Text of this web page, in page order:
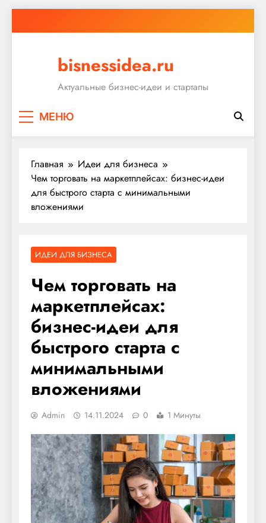
к
bisnessidea.ru
Актуальные бизнес-идеи и стартапы
МЕНЮ
Главная
Идеи для бизнеса
Чем торговать на маркетплейсах: бизнес-идеи
для быстрого старта с минимальными
вложениями
ИДЕИ ДЛЯ БИЗНЕСА
Чем торговать на
маркетплейсах:
бизнес-идеи для
быстрого старта с
минимальными
вложениями
Admin 14.11.2024 0 1 Минуты